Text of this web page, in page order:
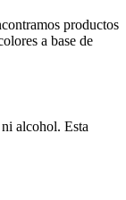
productos
a base de
alcohol. Esta